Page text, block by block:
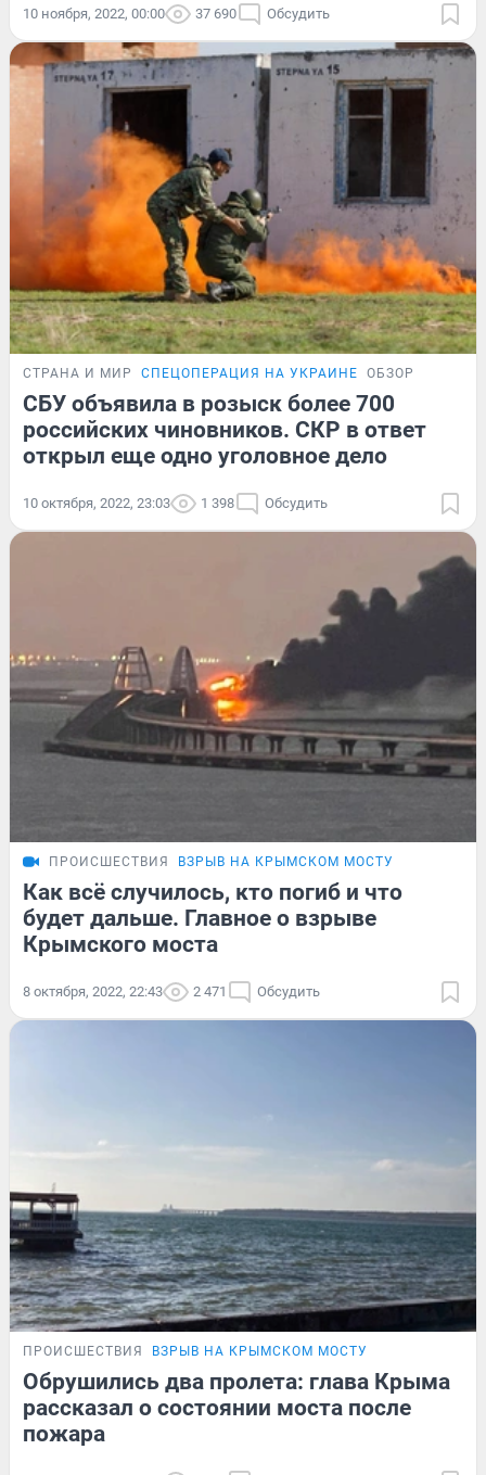
10 ноября, 2022, 00:00 37 690 Обсудить
СТРАНА И МИР СПЕЦОПЕРАЦИЯ НА УКРАИНЕ ОБЗОР
СБУ объявила в розыск более 700
российских чиновников. СКР в ответ
открыл еще одно уголовное дело
10 октября, 2022, 23:03 1 398 Обсудить
ПРОИСШЕСТВИЯ ВЗРЫВ НА КРЫМСКОМ МОСТУ
Как всё случилось, кто погиб и что
будет дальше. Главное о взрыве
Крымского моста
8 октября, 2022, 22:43 2 471 Обсудить
ПРОИСШЕСТВИЯ ВЗРЫВ НА КРЫМСКОМ МОСТУ
Обрушились два пролета: глава Крыма
рассказал о состоянии моста после
пожара